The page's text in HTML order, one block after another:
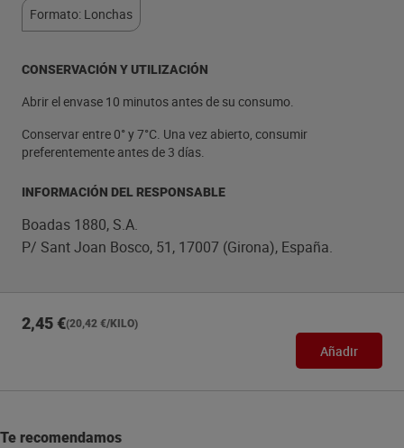
Formato: Lonchas
CONSERVACIÓN Y UTILIZACIÓN
Abrir el envase 10 minutos antes de su consumo.
Conservar entre 0° y 7°C. Una vez abierto, consumir
preferentemente antes de 3 días.
INFORMACIÓN DEL RESPONSABLE
Boadas 1880, S.A.
P/ Sant Joan Bosco, 51, 17007 (Girona), España.
2,45 €(20,42 €/KILO)
Añadir
Te recomendamos